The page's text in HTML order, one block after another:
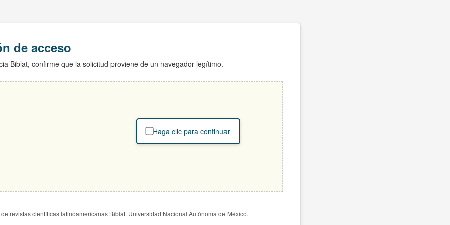
de acceso
Biblat, confirme que la solicitud proviene de un navegador legítimo.
Haga clic para continuar
revistas científicas latinoamericanas Biblat. Universidad Nacional Autónoma de México.